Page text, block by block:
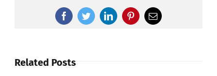
FacebookTwitterLinkedInPinterestEmail
Related Posts